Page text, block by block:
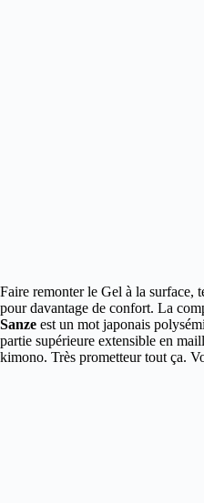
Faire remonter le Gel à la surface,
pour davantage de confort. La
Sanze est un mot japonais
partie supérieure extensible en
kimono. Très prometteur tout ça.